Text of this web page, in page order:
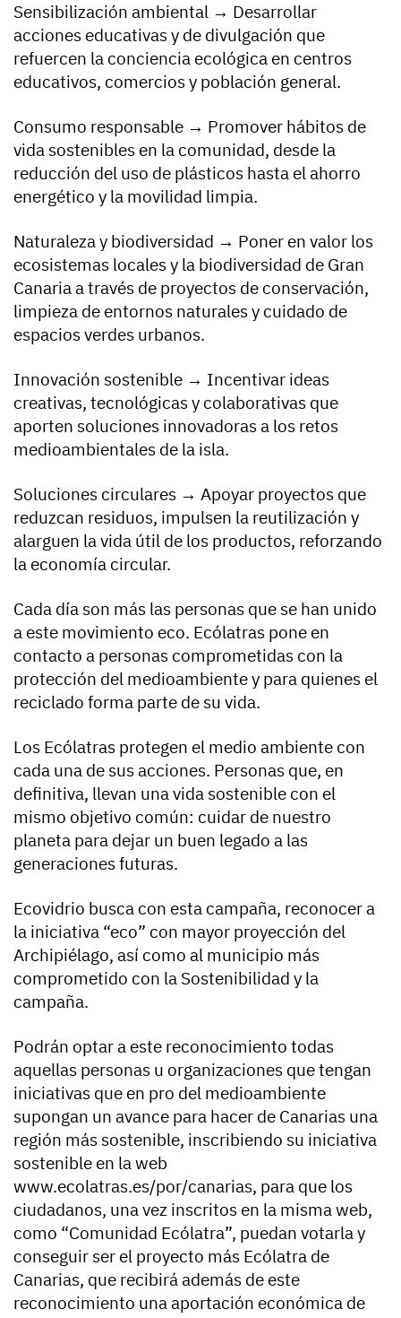
Sensibilización ambiental → Desarrollar
acciones educativas y de divulgación que
refuercen la conciencia ecológica en centros
educativos, comercios y población general.
Consumo responsable → Promover hábitos de
vida sostenibles en la comunidad, desde la
reducción del uso de plásticos hasta el ahorro
energético y la movilidad limpia.
Naturaleza y biodiversidad → Poner en valor los
ecosistemas locales y la biodiversidad de Gran
Canaria a través de proyectos de conservación,
limpieza de entornos naturales y cuidado de
espacios verdes urbanos.
Innovación sostenible → Incentivar ideas
creativas, tecnológicas y colaborativas que
aporten soluciones innovadoras a los retos
medioambientales de la isla.
Soluciones circulares → Apoyar proyectos que
reduzcan residuos, impulsen la reutilización y
alarguen la vida útil de los productos, reforzando
la economía circular.
Cada día son más las personas que se han unido
a este movimiento eco. Ecólatras pone en
contacto a personas comprometidas con la
protección del medioambiente y para quienes el
reciclado forma parte de su vida.
Los Ecólatras protegen el medio ambiente con
cada una de sus acciones. Personas que, en
definitiva, llevan una vida sostenible con el
mismo objetivo común: cuidar de nuestro
planeta para dejar un buen legado a las
generaciones futuras.
Ecovidrio busca con esta campaña, reconocer a
la iniciativa “eco” con mayor proyección del
Archipiélago, así como al municipio más
comprometido con la Sostenibilidad y la
campaña.
Podrán optar a este reconocimiento todas
aquellas personas u organizaciones que tengan
iniciativas que en pro del medioambiente
supongan un avance para hacer de Canarias una
región más sostenible, inscribiendo su iniciativa
sostenible en la web
www.ecolatras.es/por/canarias, para que los
ciudadanos, una vez inscritos en la misma web,
como “Comunidad Ecólatra”, puedan votarla y
conseguir ser el proyecto más Ecólatra de
Canarias, que recibirá además de este
reconocimiento una aportación económica de